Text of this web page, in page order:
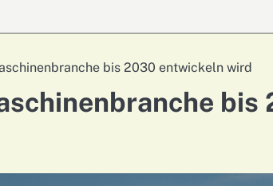
bis 2030 entwickeln wird
bis